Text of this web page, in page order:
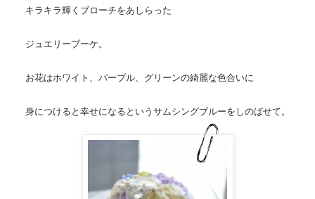
キラキラ輝くブローチをあしらった
ジュエリーブーケ。
お花はホワイト、パープル、グリーンの綺麗な色合いに
身につけると幸せになるというサムシングブルーをしのばせて。